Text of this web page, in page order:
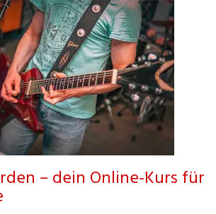
– dein Online-Kurs für